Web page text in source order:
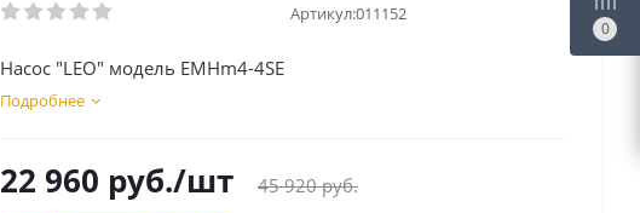
Артикул:011152
Насос "LEO" модель EMHm4-4SE
Подробнее
22 960 руб./шт 45 920руб.
0